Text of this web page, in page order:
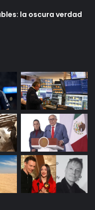
la oscura verdad